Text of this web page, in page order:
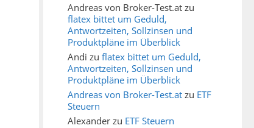
Andreas von Broker-Test.at zu
flatex bittet um Geduld,
Antwortzeiten, Sollzinsen und
Produktpläne im Überblick
Andi zu flatex bittet um Geduld,
Antwortzeiten, Sollzinsen und
Produktpläne im Überblick
Andreas von Broker-Test.at zu ETF
Steuern
Alexander zu ETF Steuern